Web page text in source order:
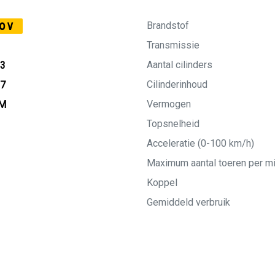
Brandstof
Transmissie
Aantal cilinders
Cilinderinhoud
Vermogen
Topsnelheid
Acceleratie (0-100 km/h)
Maximum aantal toeren per
Koppel
Gemiddeld verbruik